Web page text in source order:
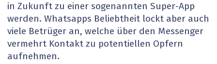
in Zukunft zu einer sogenannten Super-App
werden. Whatsapps Beliebtheit lockt aber auch
viele Betrüger an, welche über den Messenger
vermehrt Kontakt zu potentiellen Opfern
aufnehmen.